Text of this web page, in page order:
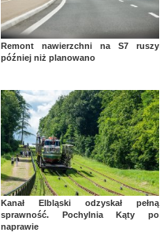
Remont nawierzchni na S7 ruszy
później niż planowano
Kanał Elbląski odzyskał pełną
sprawność. Pochylnia Kąty po
naprawie